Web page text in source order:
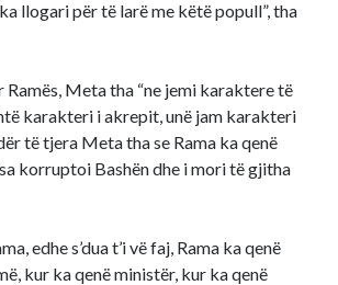
llogari për të larë me këtë popull”, tha
Ramës, Meta tha “ne jemi karaktere të
karakteri i akrepit, unë jam karakteri
të tjera Meta tha se Rama ka qenë
korruptoi Bashën dhe i mori të gjitha
edhe s’dua t’i vë faj, Rama ka qenë
kur ka qenë ministër, kur ka qenë